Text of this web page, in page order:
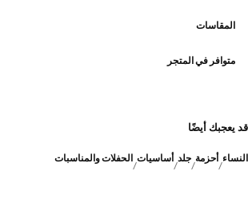
المقاسات
متوافر في المتجر
قد يعجبك أيضًا
النساء أحزمة جلد أساسيات الحفلات والمناسبات